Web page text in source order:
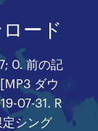
ード
0. 前の記
ダウ
07-31. R
シング